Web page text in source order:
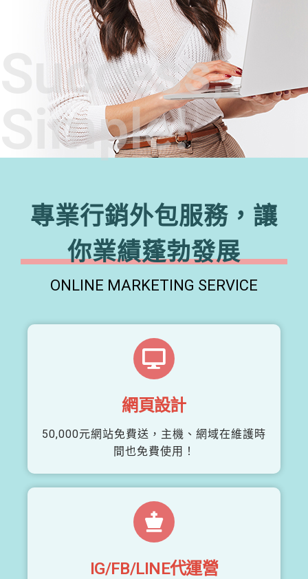
Success,
Simple!
專業行銷外包服務，讓
你業績蓬勃發展
ONLINE MARKETING SERVICE
網頁設計
50,000元網站免費送，主機、網域在維護時
間也免費使用！
IG/FB/LINE代運營